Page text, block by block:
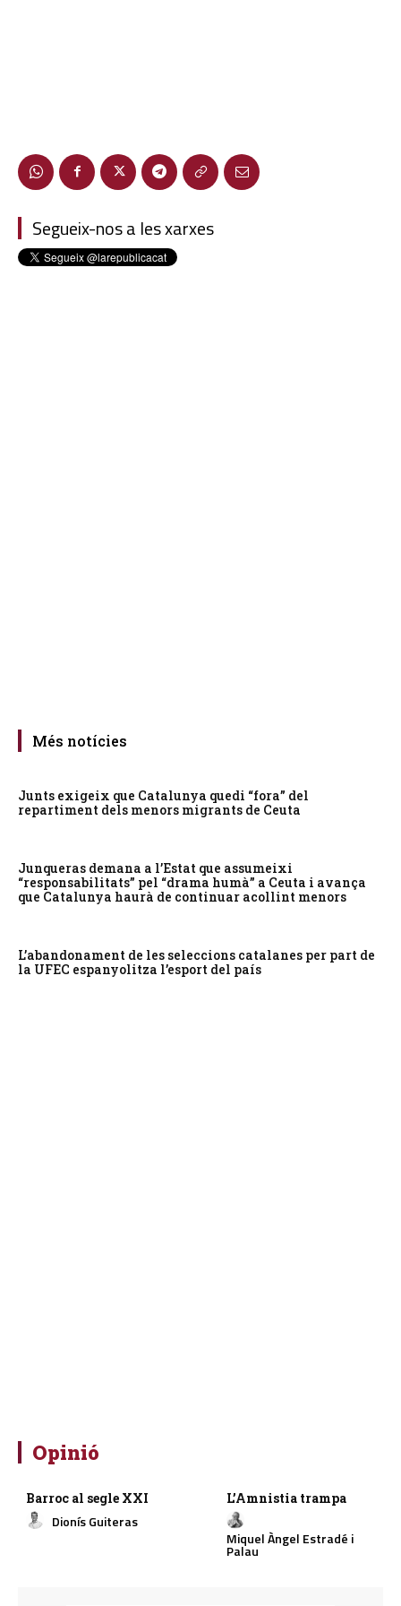
Segueix-nos a les xarxes
Més notícies
Junts exigeix que Catalunya quedi “fora” del
repartiment dels menors migrants de Ceuta
Junqueras demana a l’Estat que assumeixi
“responsabilitats” pel “drama humà” a Ceuta i avança
que Catalunya haurà de continuar acollint menors
L’abandonament de les seleccions catalanes per part de
la UFEC espanyolitza l’esport del país
Opinió
Barroc al segle XXI
Dionís Guiteras
L’Amnistia trampa
Miquel Àngel Estradé i
Palau